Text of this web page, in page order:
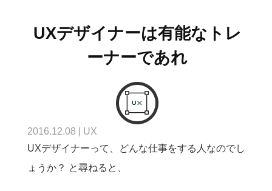
UXデザイナーは有能なトレ
ーナーであれ
2016.12.08
UX
UXデザイナーって、どんな仕事をする人なのでし
ょうか？ と尋ねると、